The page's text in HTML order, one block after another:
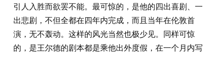
引人入胜而欲罢不能。最可惊的，是他的四出喜剧、一
出悲剧，不但全都在四年内完成，而且当年在伦敦首
演，无不轰动。这样的风光当然也极少见。同样可惊
的，是王尔德的剧本都是乘他出外度假，在一个月内写